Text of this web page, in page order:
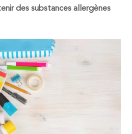
des substances allergènes